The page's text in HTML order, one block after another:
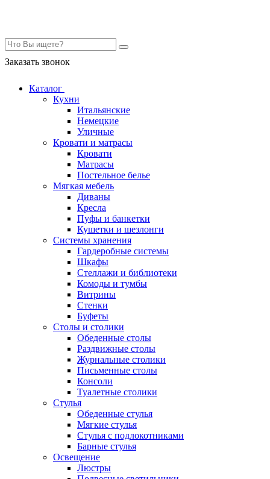
Заказать звонок
Каталог
Кухни
Итальянские
Немецкие
Уличные
Кровати и матрасы
Кровати
Матрасы
Постельное белье
Мягкая мебель
Диваны
Кресла
Пуфы и банкетки
Кушетки и шезлонги
Системы хранения
Гардеробные системы
Шкафы
Стеллажи и библиотеки
Комоды и тумбы
Витрины
Стенки
Буфеты
Столы и столики
Обеденные столы
Раздвижные столы
Журнальные столики
Письменные столы
Консоли
Туалетные столики
Стулья
Обеденные стулья
Мягкие стулья
Стулья с подлокотниками
Барные стулья
Освещение
Люстры